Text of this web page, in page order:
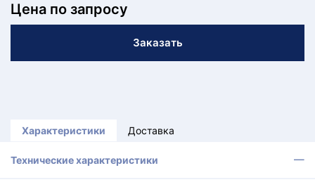
Цена по запросу
Заказать
Характеристики Доставка
Технические характеристики